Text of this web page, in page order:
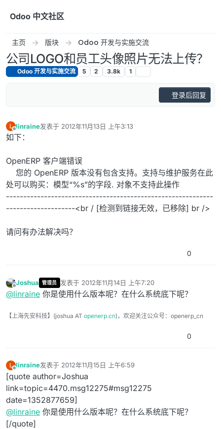
Odoo 中文社区
主页 版块 Odoo 开发与实施交流
公司LOGO和员工头像照片无法上传？
Odoo 开发与实施交流 5 2 3.8k 1
登录后回复
L
离线
linraine发表于 2012年11月13日 上午3:13
最后由 编辑
如下：
OpenERP 客户端错误
您的 OpenERP 版本没有包含支持。支持与维护服务在此
处可以购买：模型“%s”的字段. 对象不支持此操作
------------------------------------------------------------
--------------------<br / [检测到链接无效，已移除] br />
请问有办法解决吗？
0
离线
Joshua 管理员 发表于 2012年11月14日 上午7:20
最后由 编辑
@linraine 你是使用什么版本呢？在什么系统底下呢？
【上海先安科技】(joshua AT openerp.cn)，欢迎关注公众号：openerp_cn
0
L
离线
linraine发表于 2012年11月15日 上午6:59
最后由 编辑
[quote author=Joshua
link=topic=4470.msg12275#msg12275
date=1352877659]
@linraine 你是使用什么版本呢？在什么系统底下呢？
[/quote]